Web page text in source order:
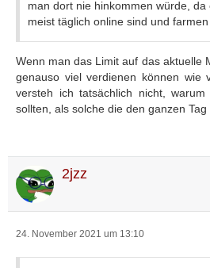
man dort nie hinkommen würde, da
meist täglich online sind und farmen
Wenn man das Limit auf das aktuelle
genauso viel verdienen können wie
versteh ich tatsächlich nicht,
sollten, als solche die den ganzen Tag
2jzz
24. November 2021 um 13:10